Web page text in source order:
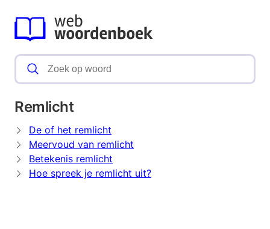
Remlicht
De of het remlicht
Meervoud van remlicht
Betekenis remlicht
Hoe spreek je remlicht uit?